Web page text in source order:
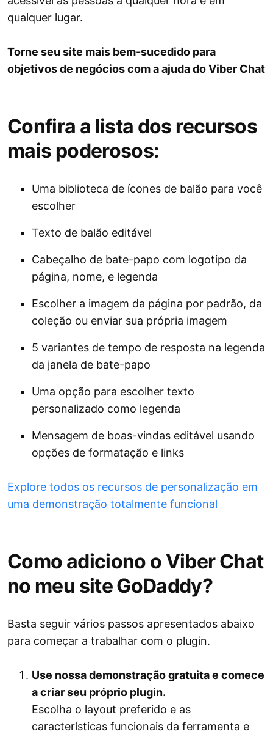
qualquer lugar.
Torne seu site mais bem-sucedido para
objetivos de negócios com a ajuda do Viber Chat
Confira a lista dos recursos
mais poderosos:
Uma biblioteca de ícones de balão para você
escolher
Texto de balão editável
Cabeçalho de bate-papo com logotipo da
página, nome, e legenda
Escolher a imagem da página por padrão, da
coleção ou enviar sua própria imagem
5 variantes de tempo de resposta na legenda
da janela de bate-papo
Uma opção para escolher texto
personalizado como legenda
Mensagem de boas-vindas editável usando
opções de formatação e links
Explore todos os recursos de personalização em
uma demonstração totalmente funcional
Como adiciono o Viber Chat
no meu site GoDaddy?
Basta seguir vários passos apresentados abaixo
para começar a trabalhar com o plugin.
Use nossa demonstração gratuita e comece
a criar seu próprio plugin.
Escolha o layout preferido e as
características funcionais da ferramenta e